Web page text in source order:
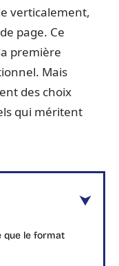
verticalement,
page. Ce
première
Mais
des choix
qui méritent
que le format